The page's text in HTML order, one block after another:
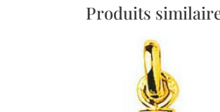
Produits